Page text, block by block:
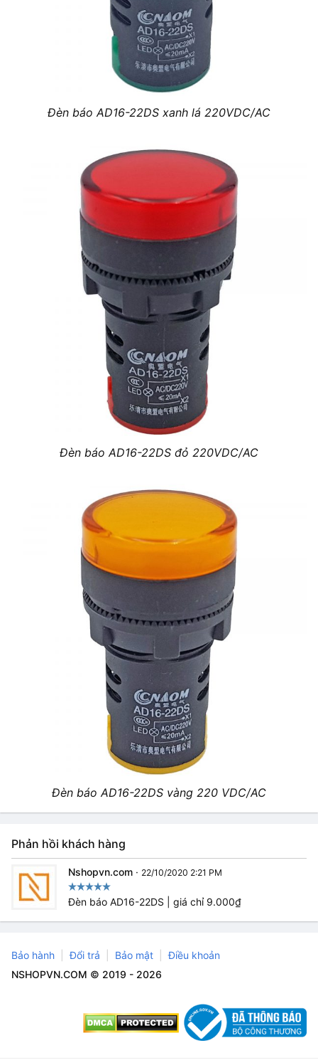
Đèn báo AD16-22DS xanh lá 220VDC/AC
Đèn báo AD16-22DS đỏ 220VDC/AC
Đèn báo AD16-22DS vàng 220 VDC/AC
Phản hồi khách hàng
Nshopvn.com · 22/10/2020 2:21 PM
Đèn báo AD16-22DS | giá chỉ 9.000₫
Bảo hành Đổi trả Bảo mật
Điều khoản
NSHOPVN.COM © 2019 - 2026